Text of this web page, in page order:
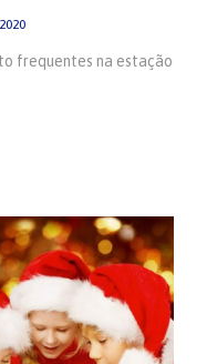
frequentes na estação